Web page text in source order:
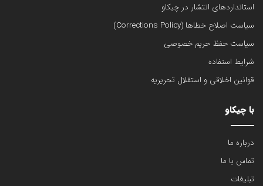
استانداردهای انتشار در چیکاو
سیاست اصلاح خطاها (Corrections Policy)
سیاست حفظ حریم خصوصی
شرایط استفاده
قوانین اخلاقی و استقلال تحریریه
با چیکاو
درباره ما
تماس با ما
تبلیغات